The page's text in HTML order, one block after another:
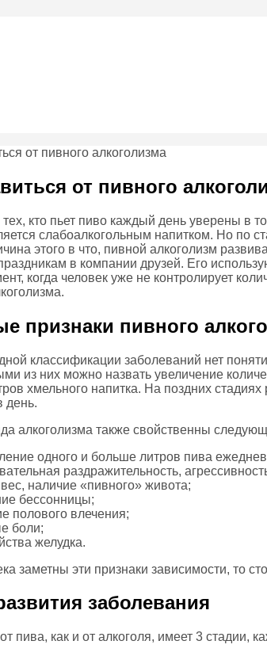
от пивного
кто пьет пиво каждый день уверены в
слабоалкогольным напитком. Но по
этого в что, пивной алкоголизм
в компании друзей. Его
когда человек уже не контролирует
признаки пивного
классификации заболеваний нет
из них можно назвать увеличение
хмельного напитка. На поздних
день.
алкоголизма также свойственны
одного и больше литров пива
раздражительность,
наличие «пивного» живота;
бессонницы;
полового влечения;
боли;
желудка.
заметны эти признаки зависимости, то
заболевания
пива, как и от алкоголя, имеет 3 стадии,